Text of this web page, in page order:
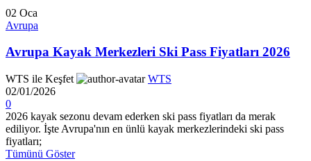
02 Oca
Avrupa
Avrupa Kayak Merkezleri Ski Pass Fiyatları 2026
WTS ile Keşfet
WTS
02/01/2026
0
2026 kayak sezonu devam ederken ski pass fiyatları da merak
ediliyor. İşte Avrupa'nın en ünlü kayak merkezlerindeki ski pass
fiyatları;
Tümünü Göster